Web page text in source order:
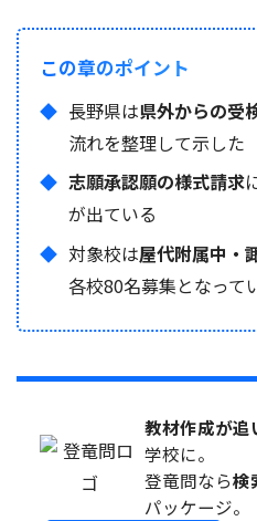
この章のポイント
長野県は県外からの受
流れを整理して示した
志願承認願の様式請求
が出ている
対象校は屋代附属中・
各校80名募集となって
教材作成が
学校に。
登竜問なら検
パッケージ。